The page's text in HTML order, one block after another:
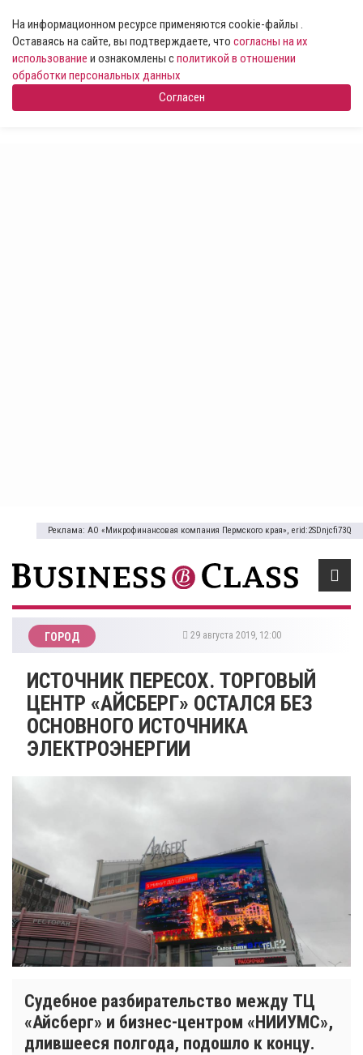
На информационном ресурсе применяются cookie-файлы .
Оставаясь на сайте, вы подтверждаете, что согласны на их
использование и ознакомлены сполитикой в отношении
обработки персональных данных
Согласен
Реклама: АО «Микрофинансовая компания Пермского края», erid:2SDnjcfi73Q
ГОРОД 29 августа 2019, 12:00
ИСТОЧНИК ПЕРЕСОХ. ТОРГОВЫЙ
ЦЕНТР «АЙСБЕРГ» ОСТАЛСЯ БЕЗ
ОСНОВНОГО ИСТОЧНИКА
ЭЛЕКТРОЭНЕРГИИ
Судебное разбирательство между ТЦ
«Айсберг» и бизнес-центром «НИИУМС»,
длившееся полгода, подошло к концу.